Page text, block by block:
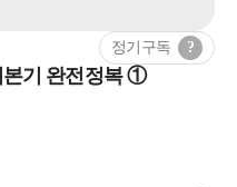
정기구독 ?
본기 완전정복 ①